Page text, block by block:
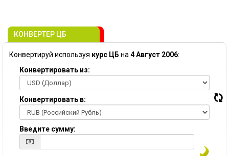
КОНВЕРТЕР ЦБ
Конвертируй используя курс ЦБ на 4 Август 2006:
Конвертировать из:
Конвертировать в:
Введите сумму: